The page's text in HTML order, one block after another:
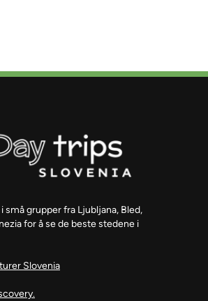
små grupper fra Ljubljana, Bled,
for å se de beste stedene i
Slovenia